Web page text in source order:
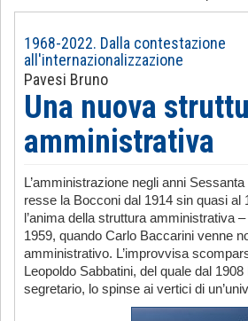
-1968-2022. Dalla contestazione
all'internazionalizzazione
Pavesi Bruno
Una nuova
amministrativa
L’amministrazione negli anni
resse la Bocconi dal 1914 sin quasi al
l’anima della struttura amministrativa
1959, quando Carlo Baccarini venne
amministrativo. L’improvvisa
Leopoldo Sabbatini, del quale dal 1908
segretario, lo spinse ai vertici di